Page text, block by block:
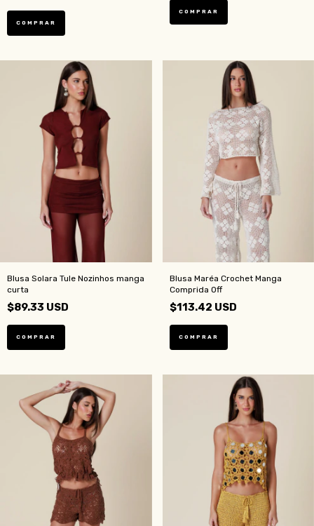
COMPRAR
COMPRAR
Blusa Solara Tule Nozinhos manga
curta
$89.33 USD
COMPRAR
Blusa Maréa Crochet Manga
Comprida Off
$113.42 USD
COMPRAR